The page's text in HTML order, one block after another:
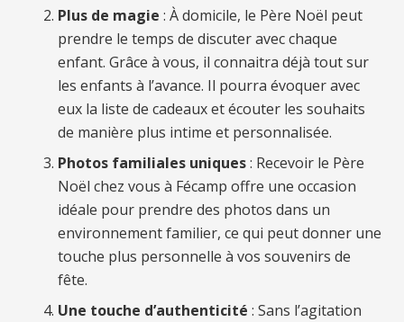
Plus de magie : À domicile, le Père Noël peut
prendre le temps de discuter avec chaque
enfant. Grâce à vous, il connaitra déjà tout sur
les enfants à l’avance. Il pourra évoquer avec
eux la liste de cadeaux et écouter les souhaits
de manière plus intime et personnalisée.
Photos familiales uniques: Recevoir le Père
Noël chez vous à Fécamp offre une occasion
idéale pour prendre des photos dans un
environnement familier, ce qui peut donner une
touche plus personnelle à vos souvenirs de
fête.
Une touche d’authenticité : Sans l’agitation